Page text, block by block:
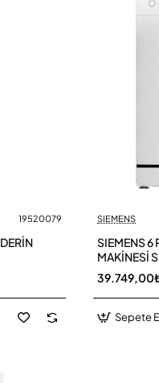
19520079 SIEMENS
SIEMENS 6
MAKİNESİ
Sepete